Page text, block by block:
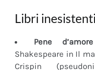
Libri
Pene
Shakespeare in Il
Crispin